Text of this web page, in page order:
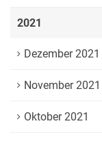
2021
Dezember 2021
November 2021
Oktober 2021